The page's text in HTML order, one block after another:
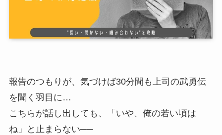
報告のつもりが、気づけば30分間も上司の武勇伝
を聞く羽目に…
こちらが話し出しても、「いや、俺の若い頃は
ね」と止まらない──